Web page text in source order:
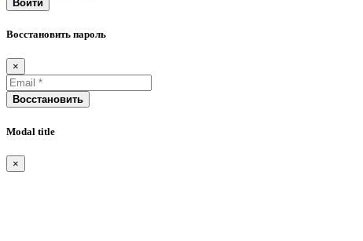
Войти
Восстановить пароль
×
Восстановить
Modal title
×